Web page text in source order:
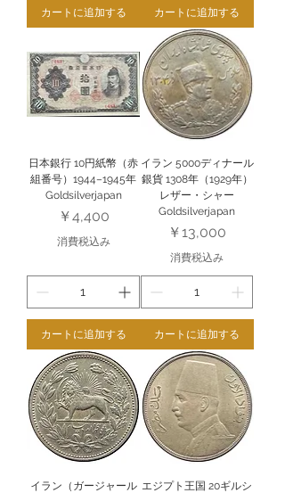
カートに追加する カートに追加する
日本銀行 10円紙幣（赤
組番号）1944–1945年
Goldsilverjapan
価格
￥4,400
消費税込み
カートに追加する
イラン 5000ディナール
銀貨 1308年（1929年）
レザー・シャー
Goldsilverjapan
価格
￥13,000
消費税込み
カートに追加する
イラン（ガージャール エジプト王国 20ギルシ